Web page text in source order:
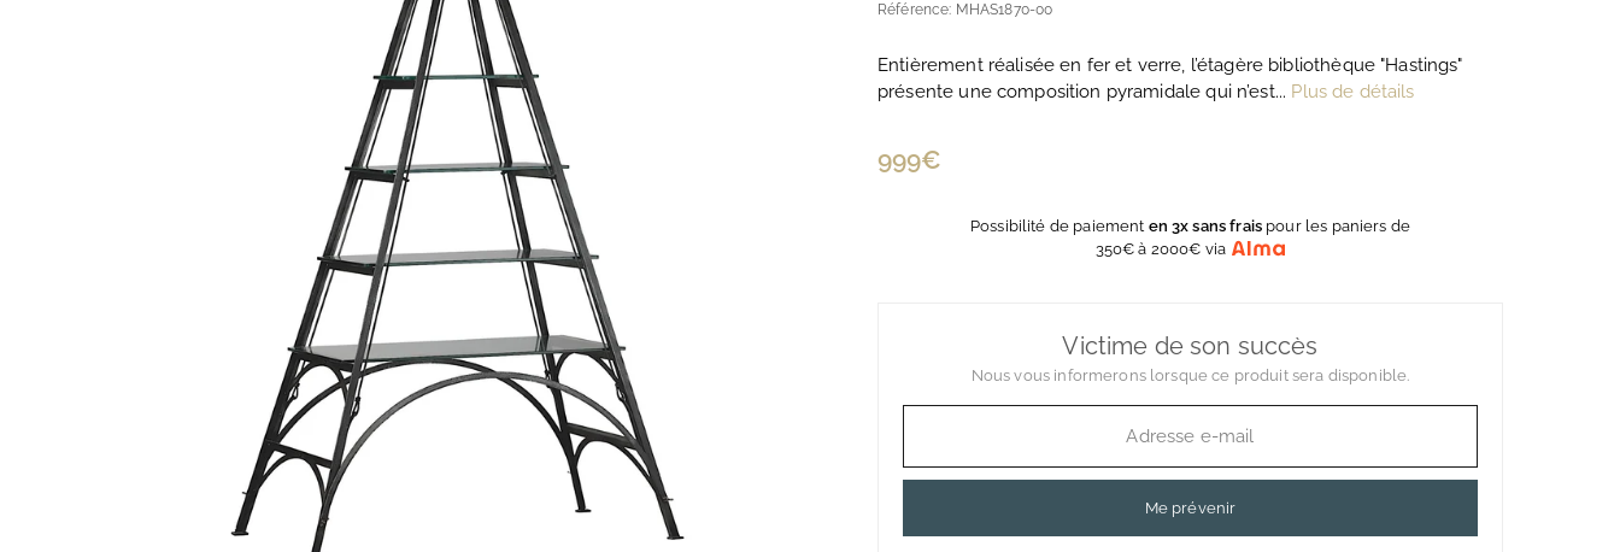
Référence: MHAS1870-00
Entièrement réalisée en fer et verre, l’étagère bibliothèque "Hastings"
présente une composition pyramidale qui n’est... Plus de détails
Prix
999€
Possibilité de paiement en 3x sans frais pour les paniers de
350€ à 2000€ via
Victime de son succès
Nous vous informerons lorsque ce produit sera disponible.
Me prévenir